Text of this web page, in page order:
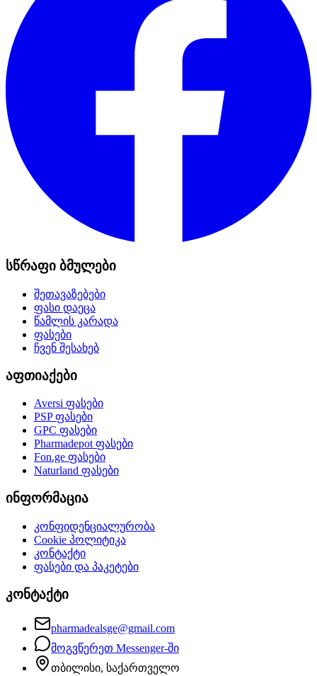
სწრაფი ბმულები
შეთავაზებები
ფასი დაეცა
წამლის კარადა
ფასები
ჩვენ შესახებ
აფთიაქები
Aversi ფასები
PSPფასები
GPC ფასები
Pharmadepotფასები
Fon.ge ფასები
Naturland ფასები
ინფორმაცია
კონფიდენციალურობა
Cookie პოლიტიკა
კონტაქტი
ფასები და პაკეტები
კონტაქტი
pharmadealsge@gmail.com
მოგვწერეთ Messenger-ში
თბილისი, საქართველო